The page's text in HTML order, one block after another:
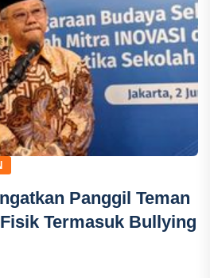
Panggil Teman
Termasuk Bullying